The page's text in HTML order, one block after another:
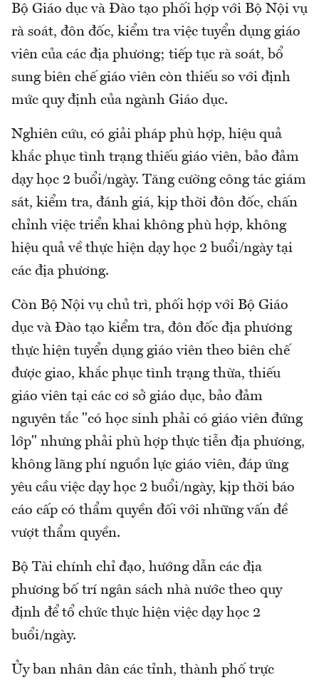
Bộ Giáo dục và Đào tạo phối hợp với Bộ Nội vụ
rà soát, đôn đốc, kiểm tra việc tuyển dụng giáo
viên của các địa phương; tiếp tục rà soát, bổ
sung biên chế giáo viên còn thiếu so với định
mức quy định của ngành Giáo dục.
Nghiên cứu, có giải pháp phù hợp, hiệu quả
khắc phục tình trạng thiếu giáo viên, bảo đảm
dạy học 2 buổi/ngày. Tăng cường công tác giám
sát, kiểm tra, đánh giá, kịp thời đôn đốc, chấn
chỉnh việc triển khai không phù hợp, không
hiệu quả về thực hiện dạy học 2 buổi/ngày tại
các địa phương.
Còn Bộ Nội vụ chủ trì, phối hợp với Bộ Giáo
dục và Đào tạo kiểm tra, đôn đốc địa phương
thực hiện tuyển dụng giáo viên theo biên chế
được giao, khắc phục tình trạng thừa, thiếu
giáo viên tại các cơ sở giáo dục, bảo đảm
nguyên tắc "có học sinh phải có giáo viên đứng
lớp" nhưng phải phù hợp thực tiễn địa phương,
không lãng phí nguồn lực giáo viên, đáp ứng
yêu cầu việc dạy học 2 buổi/ngày, kịp thời báo
cáo cấp có thẩm quyền đối với những vấn đề
vượt thẩm quyền.
Bộ Tài chính chỉ đạo, hướng dẫn các địa
phương bố trí ngân sách nhà nước theo quy
định để tổ chức thực hiện việc dạy học 2
buổi/ngày.
Ủy ban nhân dân các tỉnh, thành phố trực